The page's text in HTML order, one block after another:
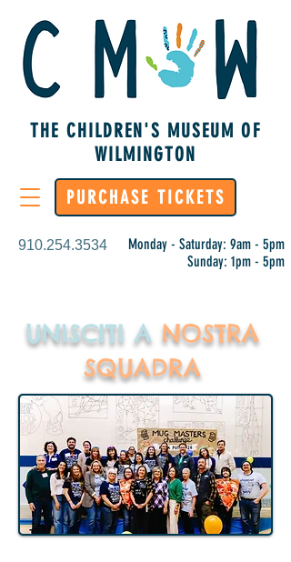
THE CHILDREN'S MUSEUM OF
WILMINGTON
910.254.3534
Monday - Saturday: 9am - 5pm
Sunday: 1pm - 5pm
PURCHASE TICKETS
UNISCITI A NOSTRA
SQUADRA